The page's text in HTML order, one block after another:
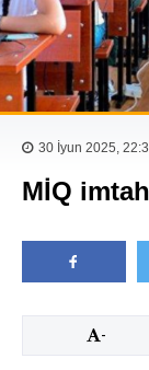
30 İyun 2025,
MİQ
-